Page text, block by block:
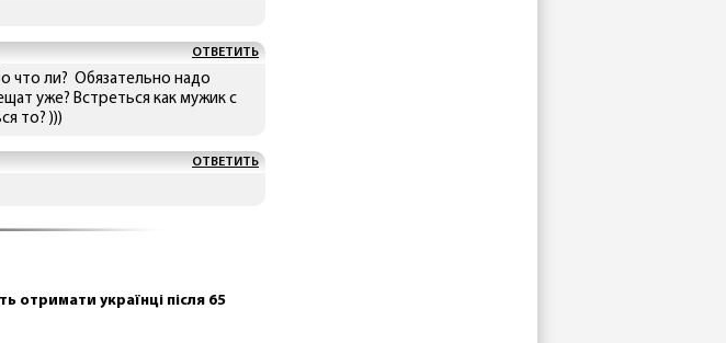
ОТВЕТИТЬ
что ли? Обязательно надо
уже? Встреться как мужик с
то? )))
ОТВЕТИТЬ
отримати українці після 65